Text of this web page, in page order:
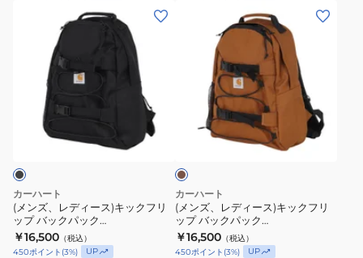
I031468HZXX25SS
キ
ッ
ク
フ
リ
カーハート
(メンズ、レディース)キックフリ
ップ バックパック
I03146889XX26SS
￥16,500 （税込）
450ポイント (3%) UP
キ
ッ
ク
フ
リ
ウ
カーハート
(メンズ、レディース)キックフリ
ップ バックパック
I031468HZXX26SS
￥16,500 （税込）
450ポイント (3%) UP